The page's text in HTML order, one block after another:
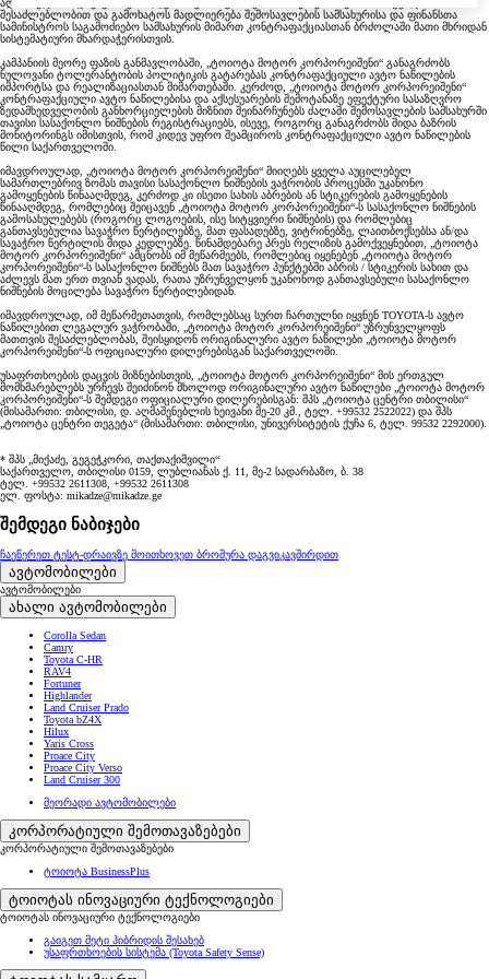
აღნიშნულთან დაკავშირებით, „ტოიოტა მოტორ კორპორეიშენს“ სურს ისარგებლოს ამ
შესაძლებლობით და გამოხატოს მადლიერება შემოსავლების სამსახურისა და ფინანსთა
სამინისტროს საგამოძიებო სამსახურის მიმართ კონტრაფაქციასთან ბრძოლაში მათი მხრიდან
სისტემატიური მხარდაჭერისთვის.
კამპანიის მეორე ფაზის განმავლობაში, „ტოიოტა მოტორ კორპორეიშენი“ განაგრძობს
ნულოვანი ტოლერანტობის პოლიტიკის გატარებას კონტრაფაქციული ავტო ნაწილების
იმპორტსა და რეალიზაციასთან მიმართებაში. კერძოდ, „ტოიოტა მოტორ კორპორეიშენი“
კონტრაფაქციული ავტო ნაწილებისა და აქსესუარების შემოტანაზე ეფექტური სასაზღვრო
ზედამხედველობის განხორციელების მიზნით შეინარჩუნებს ძალაში შემოსავლების სამსახურში
თავისი სასაქონლო ნიშნების რეგისტრაციებს, ისევე, როგორც განაგრძობს შიდა ბაზრის
მონიტორინგს იმისთვის, რომ კიდევ უფრო შეამციროს კონტრაფაქციული ავტო ნაწილების
წილი საქართველოში.
იმავდროულად, „ტოიოტა მოტორ კორპორეიშენი“ მიიღებს ყველა აუცილებელ
სამართლებრივ ზომას თავისი სასაქონლო ნიშნების ვაჭრობის პროცესში უკანონო
გამოყენების წინააღმდეგ, კერძოდ კი ისეთი სახის აბრების ან სტიკერების გამოყენების
წინააღმდეგ, რომლებიც შეიცავენ „ტოიოტა მოტორ კორპორეიშენი“-ს სასაქონლო ნიშნების
გამოსახულებებს (როგორც ლოგოების, ისე სიტყვიერი ნიშნების) და რომლებიც
განთავსებულია სავაჭრო წერტილებზე, მათ ფასადებზე, ვიტრინებზე, ლაითბოქსებსა ან/და
სავაჭრო წერტილის შიდა კედლებზე. წინამდებარე პრეს რელიზის გამოქვეყნებით, „ტოიოტა
მოტორ კორპორეიშენი“ ამცნობს იმ მეწარმეებს, რომლებიც იყენებენ „ტოიოტა მოტორ
კორპორეიშენი“-ს სასაქონლო ნიშნებს მათ სავაჭრო პუნქტებში აბრის / სტიკერის სახით და
აძლევს მათ ერთ თვიან ვადას, რათა უზრუნველყონ უკანონოდ განთავსებული სასაქონლო
ნიშნების მოცილება სავაჭრო წერტილებიდან.
იმავდროულად, იმ მეწარმეთათვის, რომლებსაც სურთ ჩართულნი იყვნენ TOYOTA-ს ავტო
ნაწილებით ლეგალურ ვაჭრობაში, „ტოიოტა მოტორ კორპორეიშენი“ უზრუნველყოფს
მათთვის შესაძლებლობას, შეისყიდონ ორიგინალური ავტო ნაწილები „ტოიოტა მოტორ
კორპორეიშენი“-ს ოფიციალური დილერებისგან საქართველოში.
უსაფრთხოების დაცვის მიზნებისთვის, „ტოიოტა მოტორ კორპორეიშენი“ მის ერთგულ
მომხმარებლებს ურჩევს შეიძინონ მხოლოდ ორიგინალური ავტო ნაწილები „ტოიოტა მოტორ
კორპორეიშენი“-ს შემდეგი ოფიციალური დილერებისგან: შპს „ტოიოტა ცენტრი თბილისი“
(მისამართი: თბილისი, დ. აღმაშენებლის ხეივანი მე-20 კმ., ტელ. +99532 2522022) და შპს
„ტოიოტა ცენტრი თეგეტა“ (მისამართი: თბილისი, უნივერსიტეტის ქუჩა 6, ტელ. 99532 2292000).
* შპს „მიქაძე, გეგეჭკორი, თაქთაქიშვილი“
საქართველო, თბილისი 0159, ლუბლიანას ქ. 11, მე-2 სადარბაზო, ბ. 38
ტელ. +99532 2611308, +99532 2611308
ელ. ფოსტა: mikadze@mikadze.ge
შემდეგი ნაბიჯები
ჩაეწერეთ ტესტ-დრაივზე მოითხოვეთ ბროშურა დაგვიკავშირდით
ავტომობილები
ავტომობილები
ახალი ავტომობილები
Corolla Sedan
Camry
Toyota C-HR
RAV4
Fortuner
Highlander
Land Cruiser Prado
Toyota bZ4X
Hilux
Yaris Cross
Proace City
Proace City Verso
Land Cruiser 300
მეორადი ავტომობილები
კორპორატიული შემოთავაზებები
კორპორატიული შემოთავაზებები
ტოიოტა BusinessPlus
ტოიოტას ინოვაციური ტექნოლოგიები
ტოიოტას ინოვაციური ტექნოლოგიები
გაიგეთ მეტი ჰიბრიდის შესახებ
უსაფრთხოების სისტემა (Toyota Safety Sense)